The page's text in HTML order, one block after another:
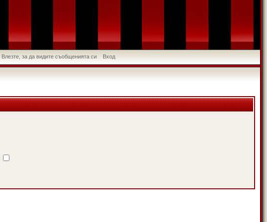
Влезте, за да видите съобщенията си Вход